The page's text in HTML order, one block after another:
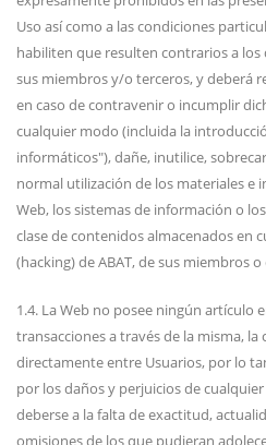
Uso así como a las condiciones
habiliten que resulten contrarios a los
sus miembros y/o terceros, y deberá
en caso de contravenir o incumplir
cualquier modo (incluida la
informáticos"), dañe, inutilice,
normal utilización de los materiales e
Web, los sistemas de información o
clase de contenidos almacenados en
(hacking) de ABAT, de sus miembros
1.4. La Web no posee ningún artículo
transacciones a través de la misma, la
directamente entre Usuarios, por lo
por los daños y perjuicios de
deberse a la falta de exactitud,
omisiones de los que pudieran